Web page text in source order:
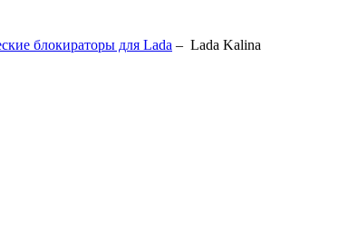
блокираторы для Lada – Lada Kalina